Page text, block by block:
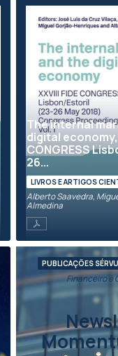
The internal
digital economy,
CONGRESS
26...
LIVROS E ARTIGOS
Alberto Saavedra,
Almedina
PUBLICAÇÕES
Financeiro e